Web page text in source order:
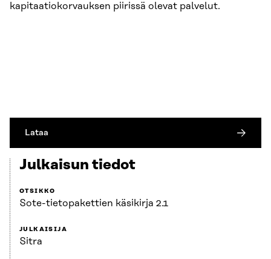
kapitaatiokorvauksen piirissä olevat palvelut.
Lataa
Julkaisun tiedot
OTSIKKO
Sote-tietopakettien käsikirja 2.1
JULKAISIJA
Sitra